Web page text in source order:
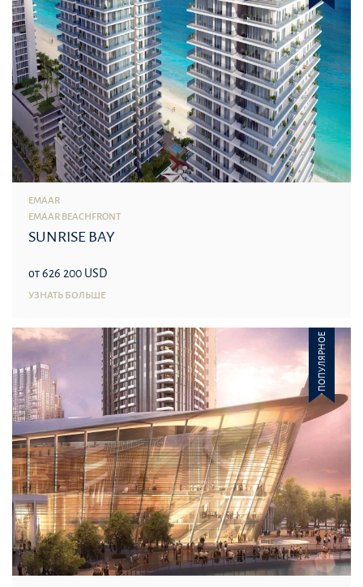
EMAAR
EMAAR BEACHFRONT
SUNRISE BAY
от 626 200 USD
УЗНАТЬ БОЛЬШЕ
ПОПУЛЯРНОЕ